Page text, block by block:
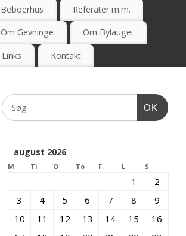
Beboerhus Referater m.m.
Om Gevninge Om Bylauget
Links Kontakt
OK
august 2026
M Ti O To F L S
1
2
3
4 5 6 7 8
9
10
11 12 13 14 15
16